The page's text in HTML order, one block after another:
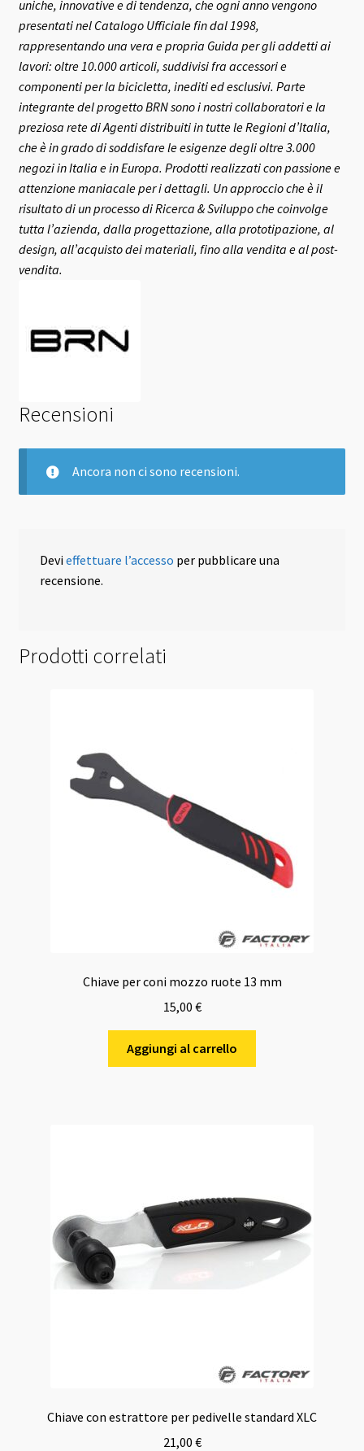
uniche, innovative e di tendenza, che ogni anno vengono
presentati nel Catalogo Ufficiale fin dal 1998,
rappresentando una vera e propria Guida per gli addetti ai
lavori: oltre 10.000 articoli, suddivisi fra accessori e
componenti per la bicicletta, inediti ed esclusivi. Parte
integrante del progetto BRN sono i nostri collaboratori e la
preziosa rete di Agenti distribuiti in tutte le Regioni d’Italia,
che è in grado di soddisfare le esigenze degli oltre 3.000
negozi in Italia e in Europa. Prodotti realizzati con passione e
attenzione maniacale per i dettagli. Un approccio che è il
risultato di un processo di Ricerca & Sviluppo che coinvolge
tutta l’azienda, dalla progettazione, alla prototipazione, al
design, all’acquisto dei materiali, fino alla vendita e al post-
vendita.
Recensioni
Ancora non ci sono recensioni.
Devieffettuare l’accesso per pubblicare una
recensione.
Prodotti correlati
Chiave per coni mozzo ruote 13 mm
15,00 €
Aggiungi al carrello
Chiave con estrattore per pedivelle standard XLC
21,00 €